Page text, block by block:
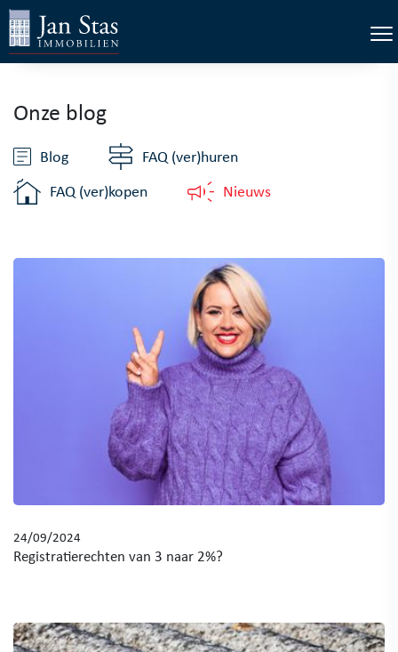
×
Onze blog
Blog
FAQ (ver)huren
FAQ (ver)kopen
Nieuws
24/09/2024
Registratierechten van 3 naar 2%?